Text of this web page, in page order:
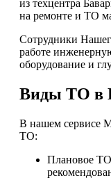
из техцентра
на ремонте и ТО
Сотрудники
работе
оборудование и
Виды ТО в
В нашем сервисе
ТО:
Плановое